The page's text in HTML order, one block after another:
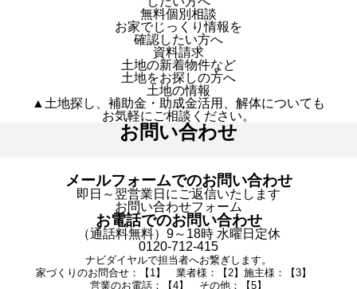
無料個別相談
お家でじっくり情報を
確認したい方へ
資料請求
土地の新着物件など
土地をお探しの方へ
土地の情報
▲土地探し、補助金・助成金活用、解体についても
お気軽にご相談ください。
お問い合わせ
メールフォームでのお問い合わせ
即日～翌営業日にご返信いたします
お問い合わせフォーム
お電話でのお問い合わせ
（通話料無料）9～18時 水曜日定休
0120-712-415
ナビダイヤルで担当者へお繋ぎします。
家づくりのお問合せ：【1】 業者様：【2】施主様：【3】
営業のお電話：【4】 その他：【5】